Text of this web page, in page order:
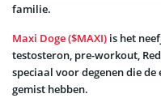
familie.
Maxi Doge ($MAXI) is het
testosteron, pre-workout,
speciaal voor degenen die de
gemist hebben.